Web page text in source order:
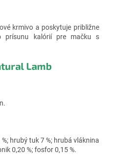
krmivo a poskytuje približne
prísunu kalórií pre mačku s
Lamb
hrubý tuk 7 %; hrubá vláknina
0,20 %; fosfor 0,15 %.